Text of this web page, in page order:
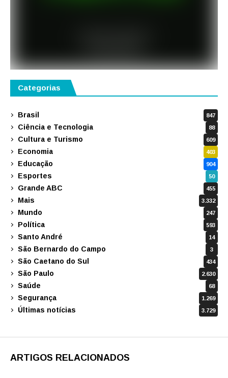
Categorias
Brasil 847
Ciência e Tecnologia 88
Cultura e Turismo 609
Economia 403
Educação 904
Esportes 50
Grande ABC 455
Mais 3.332
Mundo 247
Política 593
Santo André 14
São Bernardo do Campo 3
São Caetano do Sul 434
São Paulo 2.630
Saúde 68
Segurança 1.269
Últimas notícias 3.729
ARTIGOS RELACIONADOS